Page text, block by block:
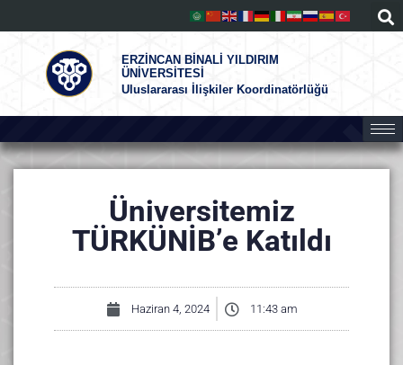
ERZİNCAN BİNALİ YILDIRIM
ÜNİVERSİTESİ
Uluslararası İlişkiler Koordinatörlüğü
Üniversitemiz
TÜRKÜNİB’e Katıldı
Haziran 4, 2024 11:43 am